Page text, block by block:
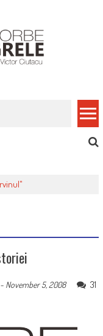
gratuit și eficient,
November 5, 2008
31